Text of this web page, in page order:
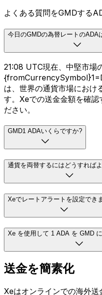
よくある質問をGMDする
今日のGMDの為替レートのADA
21:08 UTC現在、中堅市場
は、世界の通貨市場におけ
す。Xeでの送金金額を確認
ださい。
GMD1 ADAいくらですか?
通貨を両替するにはどうすれば
Xeでレートアラートを設定でき
Xe を使用して 1 ADA を GMD
送金を簡素化
Xeはオンラインでの海外